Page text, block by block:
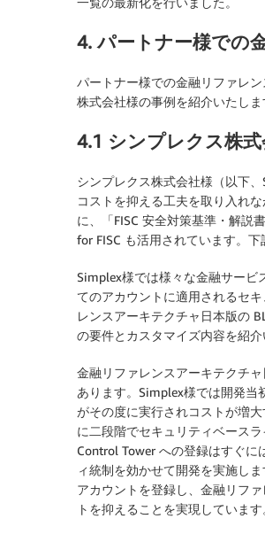
4. パートナー様での
パートナー様での金融リファレ
株式会社様の事例を紹介いたしま
4.1 シンプレクス株
シンプレクス株式会社様（以下
コストを抑える工夫を取り入れ
に、「FISC 安全対策基準・解説
for FISC も活用されています。下
Simplex様では様々な金融サービ
てのアカウントに適用されるセ
レンスアーキテクチャ日本版の
の要件とカスタマイズ内容を紹介
金融リファレンスアーキテクチ
あります。Simplex様では開発当
がその度に実行されコストが増
に二段階でセキュリティベース
Control Tower への登録はすぐに
ィ統制を効かせて開発を実施し
アカウントを登録し、金融リフ
トを抑えることを実現しています